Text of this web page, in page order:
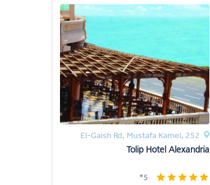
El-Gaish Rd, Mustafa Kamel, 252
Tolip Hotel Alexandria
5*